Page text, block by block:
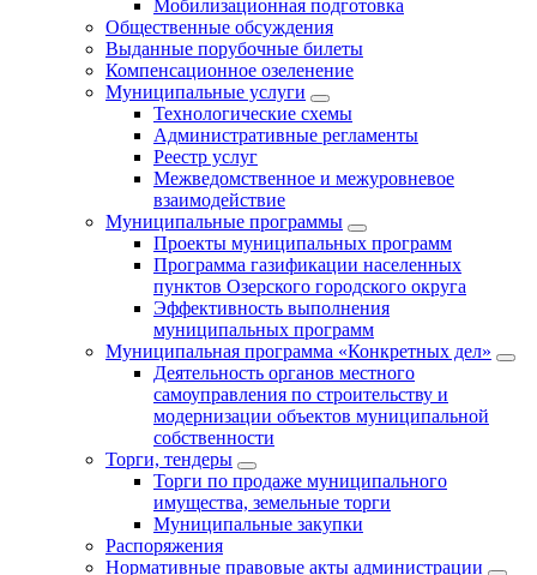
Мобилизационная подготовка
Общественные обсуждения
Выданные порубочные билеты
Компенсационное озеленение
Муниципальные услуги
Технологические схемы
Административные регламенты
Реестр услуг
Межведомственное и межуровневое
взаимодействие
Муниципальные программы
Проекты муниципальных программ
Программа газификации населенных
пунктов Озерского городского округа
Эффективность выполнения
муниципальных программ
Муниципальная программа «Конкретных дел»
Деятельность органов местного
самоуправления по строительству и
модернизации объектов муниципальной
собственности
Торги, тендеры
Торги по продаже муниципального
имущества, земельные торги
Муниципальные закупки
Распоряжения
Нормативные правовые акты администрации